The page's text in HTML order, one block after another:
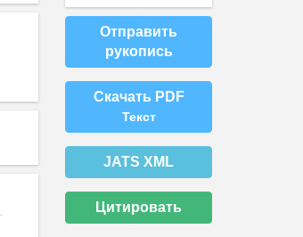
Отправить
рукопись
Скачать PDF
Текст
JATS XML
Цитировать